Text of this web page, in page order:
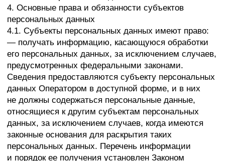
по удалению или уточнению неполных или неточных
данных.
5.7. Хранение персональных данных
осуществляется в форме, позволяющей определить
субъекта персональных данных, не дольше, чем
этого требуют цели обработки персональных
данных, если срок хранения персональных данных
не установлен федеральным законом, договором,
стороной которого, выгодоприобретателем или
поручителем по которому является субъект
персональных данных. Обрабатываемые
персональные данные уничтожаются либо
обезличиваются по достижении целей обработки
или в случае утраты необходимости в достижении
федеральным законом.
6. Цели обработки персональных данных
Цель обработки
Предоставление информации о продуктах и услугах